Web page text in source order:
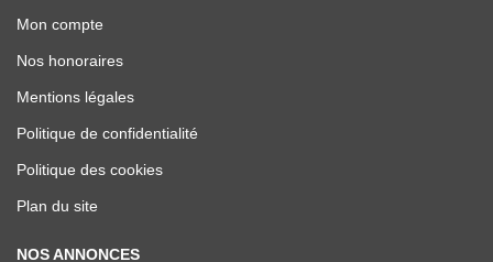
Mon compte
Nos honoraires
Mentions légales
Politique de confidentialité
Politique des cookies
Plan du site
NOS ANNONCES